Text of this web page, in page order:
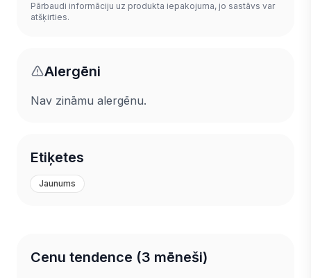
Pārbaudi informāciju uz produkta iepakojuma, jo sastāvs var
atšķirties.
Alergēni
Nav zināmu alergēnu.
Etiķetes
Jaunums
Cenu tendence (3 mēneši)